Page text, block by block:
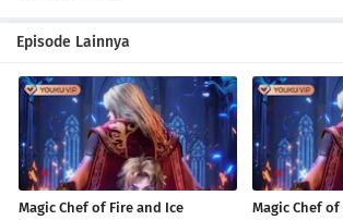
Magic Chef of Fire and Ice
Eps 1-4 Tahun yang lalu
Episode Lainnya
Magic Chef of Fire and Ice
Magic Chef